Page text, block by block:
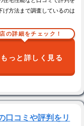
げ方法まで調査しているのは
の詳細をチェック！
もっと詳しく見る
口コミや評判をリ